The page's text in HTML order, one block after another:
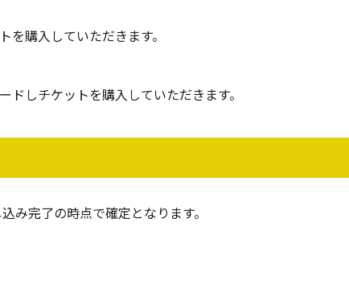
を購入していただきます。
ドしチケットを購入していただきます。
み完了の時点で確定となります。